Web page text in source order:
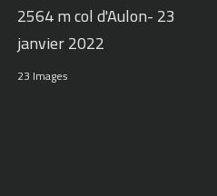
2564 m col d'Aulon- 23
janvier 2022
23 Images